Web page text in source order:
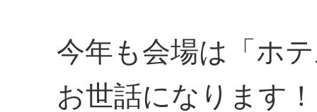
今年も会場は「ホ
お世話になります！